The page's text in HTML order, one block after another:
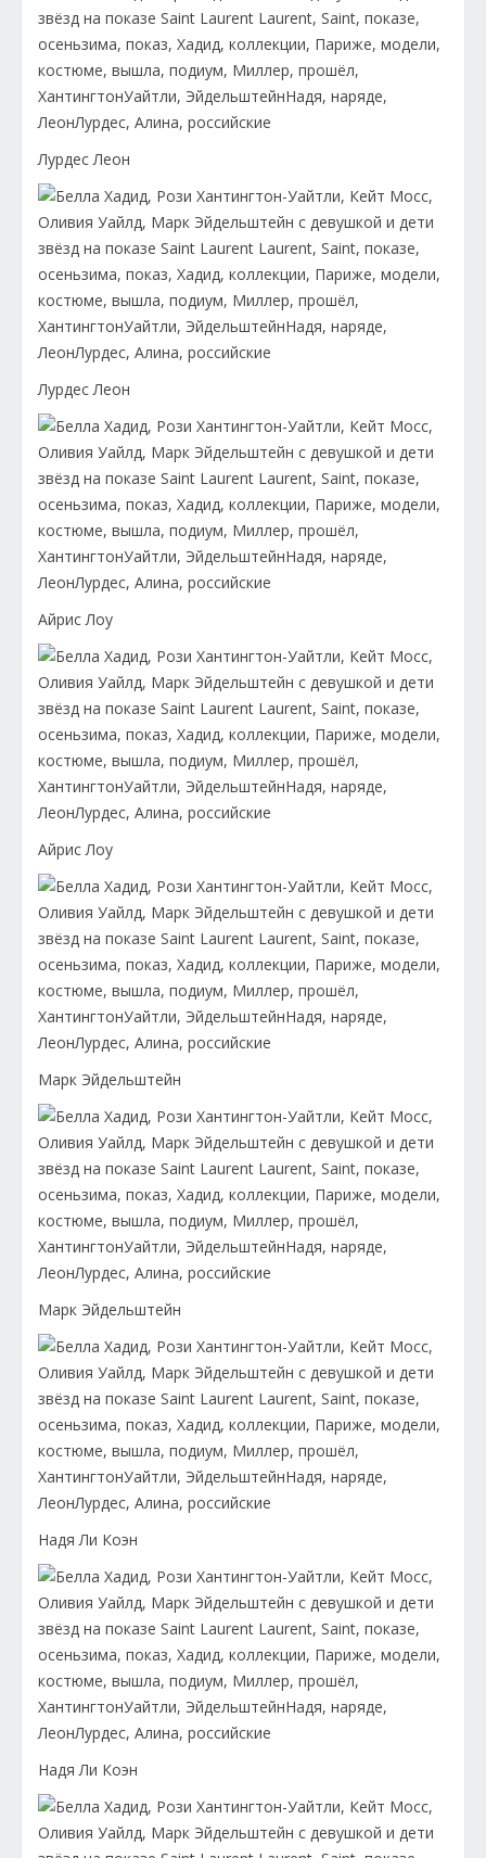
Лурдес Леон
Лурдес Леон
Айрис Лоу
Айрис Лоу
Марк Эйдельштейн
Марк Эйдельштейн
Надя Ли Коэн
Надя Ли Коэн